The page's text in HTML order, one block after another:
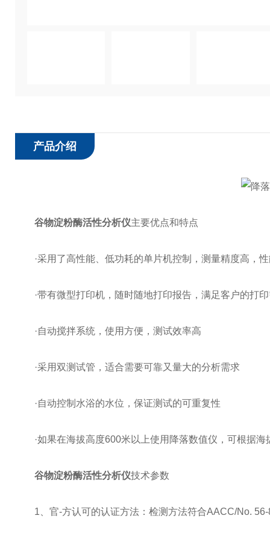
产品介绍
谷物淀粉酶活性分析仪主要优点和特点
·采用了高性能、低功耗的单片机控制，测量精度高，性
·带有微型打印机，随时随地打印报告，满足客户的打印
·自动搅拌系统，使用方便，测试效率高
·采用双测试管，适合需要可靠又量大的分析需求
·自动控制水浴的水位，保证测试的可重复性
·如果在海拔高度600米以上使用降落数值仪，可根据海
谷物淀粉酶活性分析仪技术参数
1、官-方认可的认证方法：检测方法符合AACC/No. 56-